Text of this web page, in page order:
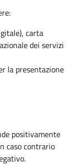
carta
dei servizi
la presentazione
positivamente
caso contrario